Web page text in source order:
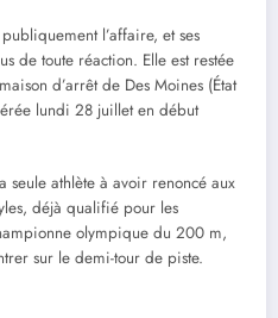
l’affaire, et ses
de toute réaction. Elle est restée
d’arrêt de Des Moines (État
lundi 28 juillet en début
seule athlète à avoir renoncé aux
déjà qualifié pour les
olympique du 200 m,
sur le demi-tour de piste.